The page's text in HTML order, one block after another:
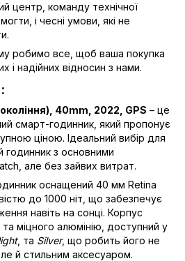
центр, команду технічної
і чесні умови, які не
робимо все, щоб ваша покупка
і надійних відносин з нами.
40mm, 2022, GPS – це
смарт-годинник, який пропонує
ціною. Ідеальний вибір для
годинник з основними
але без зайвих витрат.
оснащений 40 мм Retina
до 1000 ніт, що забезпечує
навіть на сонці. Корпус
міцного алюмінію, доступний у
, та Silver, що робить його не
й стильним аксесуаром.